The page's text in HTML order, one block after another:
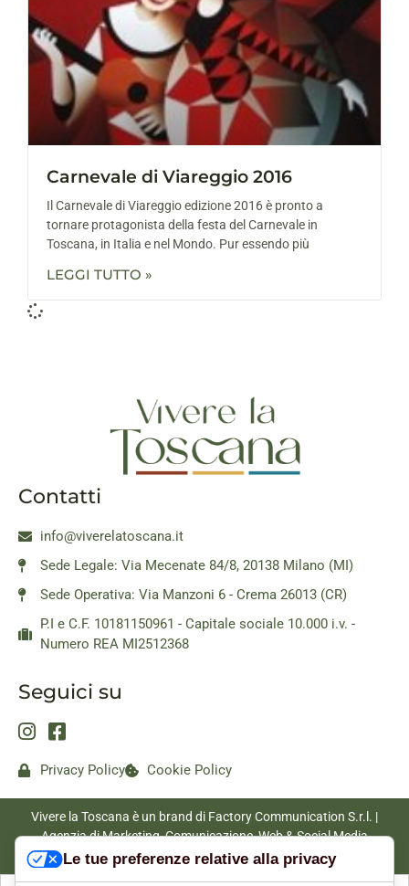
Carnevale di Viareggio 2016
Il Carnevale di Viareggio edizione 2016 è pronto a
tornare protagonista della festa del Carnevale in
Toscana, in Italia e nel Mondo. Pur essendo più
LEGGI TUTTO »
Contatti
info@viverelatoscana.it
Sede Legale: Via Mecenate 84/8, 20138 Milano (MI)
Sede Operativa: Via Manzoni 6 - Crema 26013 (CR)
P.I e C.F. 10181150961 - Capitale sociale 10.000 i.v. -
Numero REA MI2512368
Seguici su
Privacy Policy Cookie Policy
Vivere la Toscana è un brand di Factory Communication S.r.l. |
Agenzia di Marketing, Comunicazione, Web & Social Media
|www.factorycommunication.it
Le tue preferenze relative alla privacy